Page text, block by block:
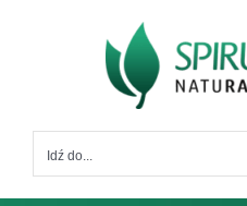
Idź do...